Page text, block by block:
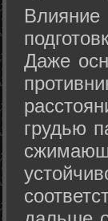
Даже
грудью